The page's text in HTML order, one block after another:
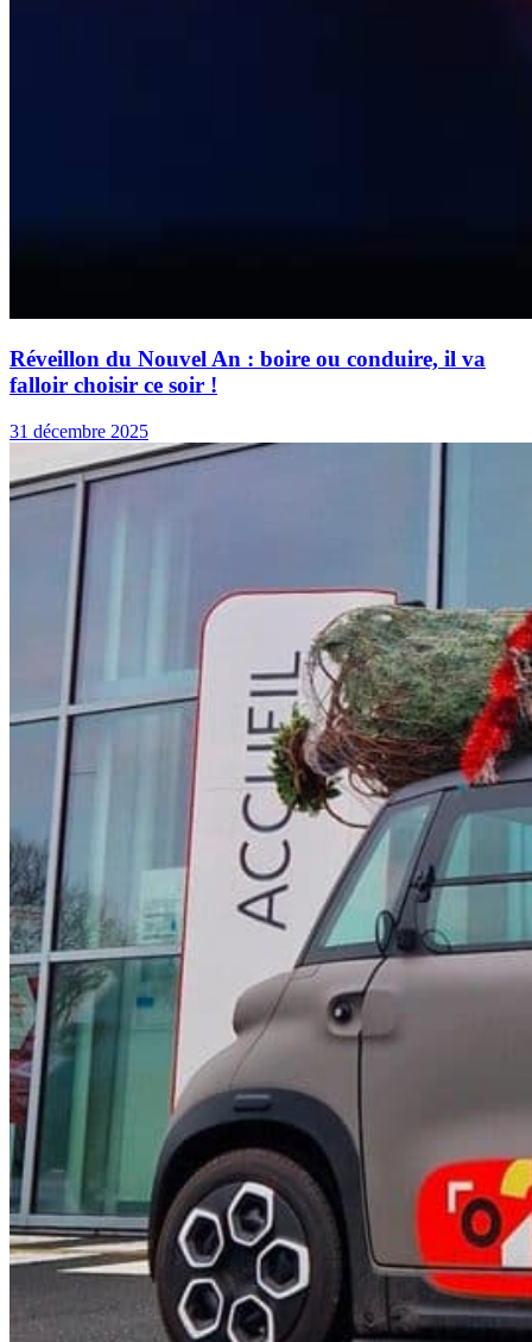
Réveillon du Nouvel An : boire ou conduire, il va
falloir choisir ce soir !
31 décembre 2025